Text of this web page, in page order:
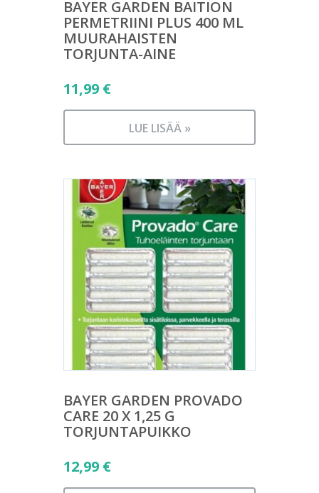
BAYER GARDEN BAITION
PERMETRIINI PLUS 400 ML
MUURAHAISTEN
TORJUNTA-AINE
11,99 €
LUE LISÄÄ »
BAYER GARDEN PROVADO
CARE 20 X 1,25 G
TORJUNTAPUIKKO
12,99 €